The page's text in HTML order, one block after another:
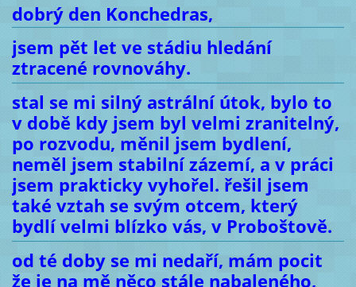
dobrý den Konchedras,
jsem pět let ve stádiu hledání
ztracené rovnováhy.
stal se mi silný astrální útok, bylo to
v době kdy jsem byl velmi zranitelný,
po rozvodu, měnil jsem bydlení,
neměl jsem stabilní zázemí, a v práci
jsem prakticky vyhořel. řešil jsem
také vztah se svým otcem, který
bydlí velmi blízko vás, v Proboštově.
od té doby se mi nedaří, mám pocit
že je na mě něco stále nabaleného,